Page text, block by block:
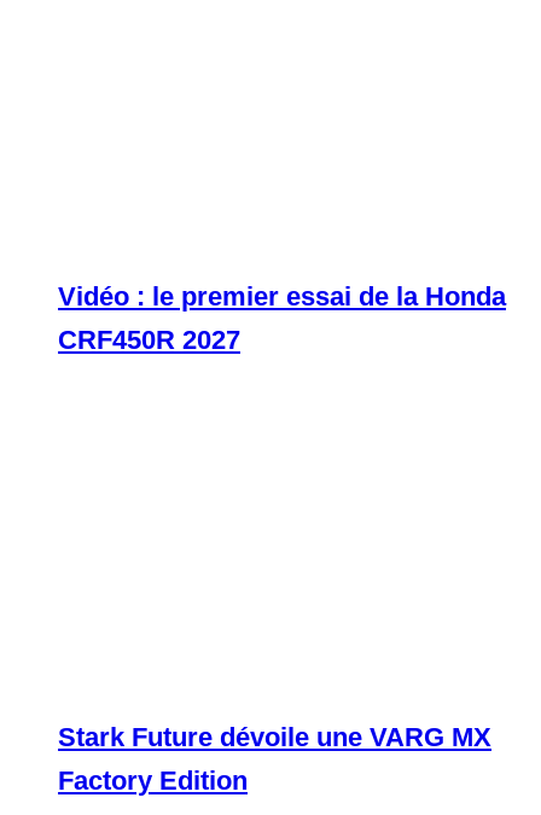
Vidéo : le premier essai de la Honda
CRF450R 2027
Stark Future dévoile une VARG MX
Factory Edition